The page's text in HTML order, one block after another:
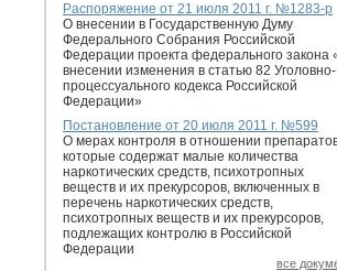
Распоряжение от 21 июля 2011 г. №1283-р
О внесении в Государственную Думу
Федерального Собрания Российской
Федерации проекта федерального закона
внесении изменения в статью 82 Уголовно-
процессуального кодекса Российской
Федерации»
Постановление от 20 июля 2011 г. №599
О мерах контроля в отношении
которые содержат малые количества
наркотических средств, психотропных
веществ и их прекурсоров, включенных в
перечень наркотических средств,
психотропных веществ и их прекурсоров,
подлежащих контролю в Российской
Федерации
все